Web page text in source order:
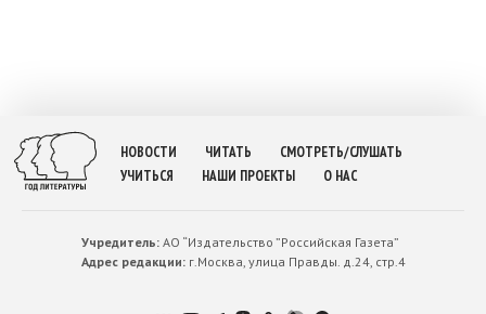
НОВОСТИ ЧИТАТЬ
СМОТРЕТЬ/СЛУШАТЬ
УЧИТЬСЯ
НАШИ ПРОЕКТЫ О НАС
Учредитель:АО “Издательство ”Российская Газета”
Адрес редакции:г.Москва, улица Правды. д.24, стр.4